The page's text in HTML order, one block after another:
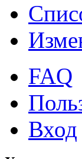
FAQ
Вход